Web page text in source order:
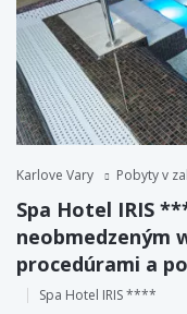
Karlove Vary Pobyty v
Spa Hotel IRIS
neobmedzeným
procedúrami a
Spa Hotel IRIS ****